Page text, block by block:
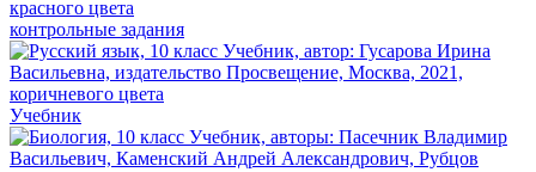
контрольные задания
Учебник